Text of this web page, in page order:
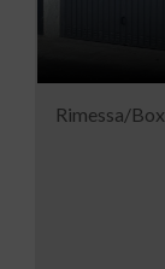
Rimessa/